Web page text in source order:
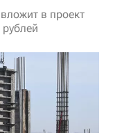
в проект